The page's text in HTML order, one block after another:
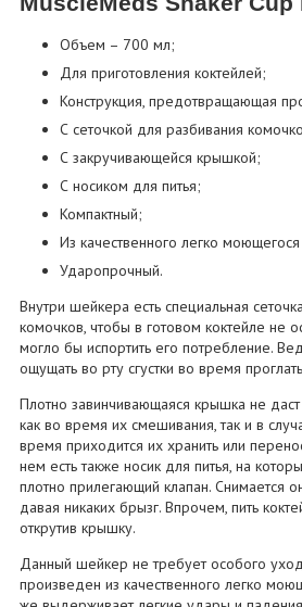
Объем – 700 мл;
Для приготовления коктейлей;
Конструкция, предотвращающая
С сеточкой для разбивания
С закручивающейся крышкой;
С носиком для питья;
Компактный;
Из качественного легко моющегося
Ударопрочный.
Внутри шейкера есть специальная
комочков, чтобы в готовом коктейле не
могло бы испортить его потребление.
ощущать во рту сгустки во время
Плотно завинчивающаяся крышка не даст
как во время их смешивания, так и в
время приходится их хранить или
нем есть также носик для питья, на
плотно прилегающий клапан. Снимается
давая никаких брызг. Впрочем, пить
открутив крышку.
Данный шейкер не требует особого
произведен из качественного легко